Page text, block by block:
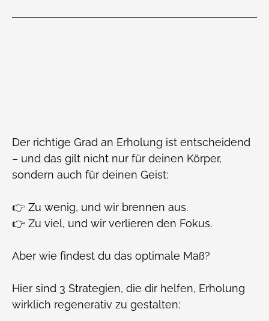
Der richtige Grad an Erholung ist entscheidend
– und das gilt nicht nur für deinen Körper,
sondern auch für deinen Geist:
👉 Zu wenig, und wir brennen aus.
👉 Zu viel, und wir verlieren den Fokus.
Aber wie findest du das optimale Maß?
Hier sind 3 Strategien, die dir helfen, Erholung
wirklich regenerativ zu gestalten: